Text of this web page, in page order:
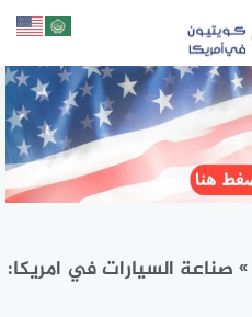
» صناعة السيارات في امريكا: